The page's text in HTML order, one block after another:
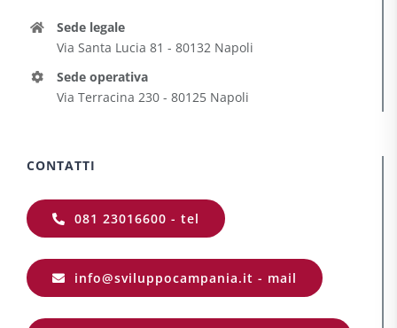
Sede legale
Via Santa Lucia 81 - 80132 Napoli
Sede operativa
Via Terracina 230 - 80125 Napoli
CONTATTI
081 23016600 - tel
info@sviluppocampania.it - mail